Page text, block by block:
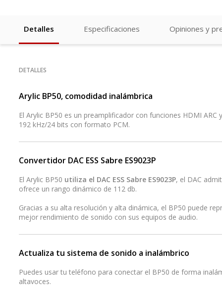
Detalles Especificaciones Opiniones y
DETALLES
Arylic BP50, comodidad inalámbrica
El Arylic BP50 es un preamplificador con funciones HDMI ARC
192 kHz/24 bits con formato PCM.
Convertidor DAC ESS Sabre ES9023P
El Arylic BP50 utiliza el DAC ESS Sabre ES9023P, el DAC
ofrece un rango dinámico de 112 db.
Gracias a su alta resolución y alta dinámica, el BP50 puede
mejor rendimiento de sonido con sus equipos de audio.
Actualiza tu sistema de sonido a inalámbrico
Puedes usar tu teléfono para conectar el BP50 de forma
altavoces.